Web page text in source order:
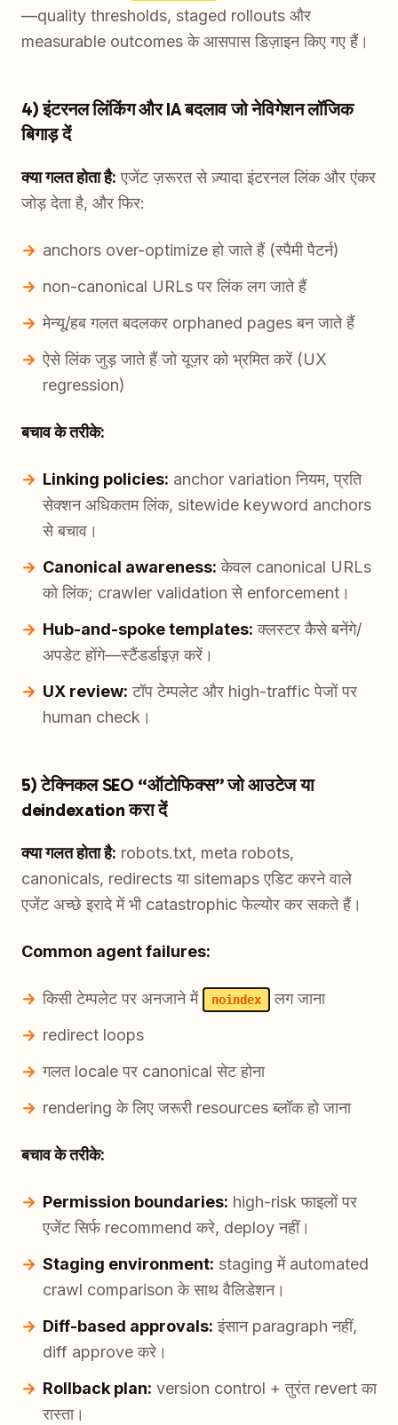
—quality thresholds, staged rollouts और
measurable outcomes के आसपास डिज़ाइन किए गए हैं।
4) इंटरनल लिंकिंग और IA बदलाव जो नेविगेशन लॉजिक
बिगाड़ दें
क्या गलत होता है: एजेंट ज़रूरत से ज़्यादा इंटरनल लिंक और एंकर
जोड़ देता है, और फिर:
anchors over-optimize हो जाते हैं (स्पैमी पैटर्न)
non-canonical URLs पर लिंक लग जाते हैं
मेन्यू/हब गलत बदलकर orphaned pages बन जाते हैं
ऐसे लिंक जुड़ जाते हैं जो यूज़र को भ्रमित करें (UX
regression)
बचाव के तरीके:
Linking policies: anchor variation नियम, प्रति
सेक्शन अधिकतम लिंक, sitewide keyword anchors
से बचाव।
Canonical awareness: केवल canonical URLs
को लिंक; crawler validation से enforcement।
Hub-and-spoke templates: क्लस्टर कैसे बनेंगे/
अपडेट होंगे—स्टैंडर्डाइज़ करें।
UX review: टॉप टेम्पलेट और high-traffic पेजों पर
human check।
5) टेक्निकल SEO “ऑटोफिक्स” जो आउटेज या
deindexation करा दें
क्या गलत होता है: robots.txt, meta robots,
canonicals, redirects या sitemaps एडिट करने वाले
एजेंट अच्छे इरादे में भी catastrophic फेल्योर कर सकते हैं।
Common agent failures:
किसी टेम्पलेट पर अनजाने में noindex
लग जाना
redirect loops
गलत locale पर canonical सेट होना
rendering के लिए जरूरी resources ब्लॉक हो जाना
बचाव के तरीके:
Permission boundaries: high-risk फाइलों पर
एजेंट सिर्फ recommend करे, deploy नहीं।
Staging environment: staging में automated
crawl comparison के साथ वैलिडेशन।
Diff-based approvals: इंसान paragraph नहीं,
diff approve करे।
Rollback plan: version control + तुरंत revert का
रास्ता।